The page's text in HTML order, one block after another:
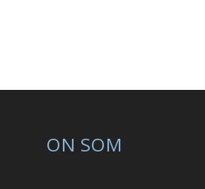
ON SOM